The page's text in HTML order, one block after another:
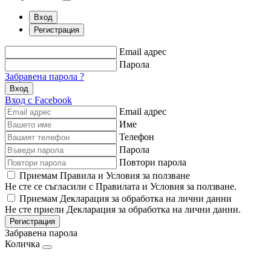
Вход
Регистрация
Email адрес
Парола
Забравена парола ?
Вход
Вход с Facebook
Email адрес
Име
Телефон
Парола
Повтори парола
Приемам Правила и Условия за ползване
Не сте се съгласили с Правилата и Условия за ползване.
Приемам Декларация за обработка на лични данни
Не сте приели Декларация за обработка на лични данни.
Регистрация
Забравена парола
Количка